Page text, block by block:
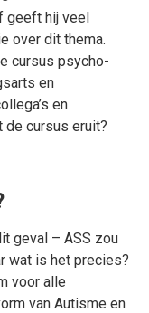
geeft hij veel
over dit thema.
cursus psycho-
en
en
cursus eruit?
geval – ASS zou
wat is het precies?
voor alle
van Autisme en